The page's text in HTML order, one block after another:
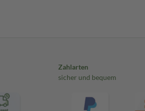
Zahlarten
sicher und bequem